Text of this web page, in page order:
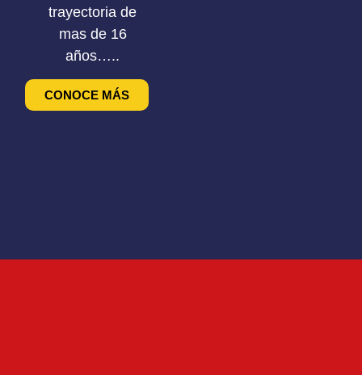
trayectoria de
mas de 16
años…..
CONOCE MÁS